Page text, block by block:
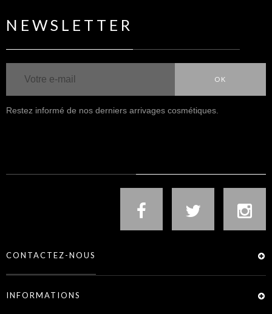
NEWSLETTER
OK
Restez informé de nos derniers arrivages cosmétiques.
CONTACTEZ-NOUS
INFORMATIONS